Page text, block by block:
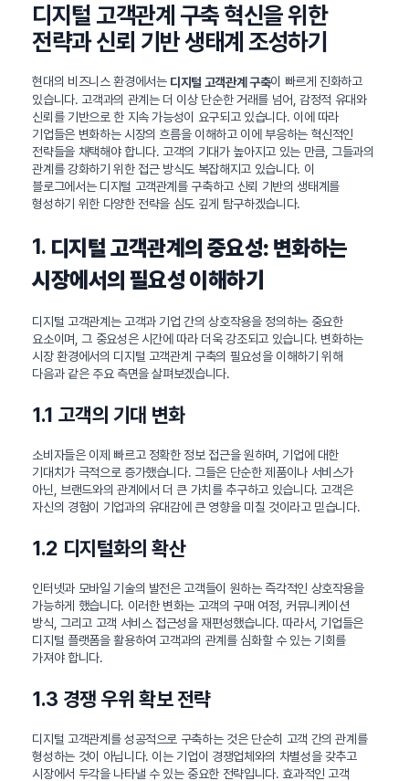
디지털 고객관계 구축 혁신을 위한
전략과 신뢰 기반 생태계 조성하기
현대의 비즈니스 환경에서는 디지털 고객관계 구축이 빠르게 진화하고
있습니다. 고객과의 관계는 더 이상 단순한 거래를 넘어, 감정적 유대와
신뢰를 기반으로 한 지속 가능성이 요구되고 있습니다. 이에 따라
기업들은 변화하는 시장의 흐름을 이해하고 이에 부응하는 혁신적인
전략들을 채택해야 합니다. 고객의 기대가 높아지고 있는 만큼, 그들과의
관계를 강화하기 위한 접근 방식도 복잡해지고 있습니다. 이
블로그에서는 디지털 고객관계를 구축하고 신뢰 기반의 생태계를
형성하기 위한 다양한 전략을 심도 깊게 탐구하겠습니다.
1. 디지털 고객관계의 중요성: 변화하는
시장에서의 필요성 이해하기
디지털 고객관계는 고객과 기업 간의 상호작용을 정의하는 중요한
요소이며, 그 중요성은 시간에 따라 더욱 강조되고 있습니다. 변화하는
시장 환경에서의 디지털 고객관계 구축의 필요성을 이해하기 위해
다음과 같은 주요 측면을 살펴보겠습니다.
1.1 고객의 기대 변화
소비자들은 이제 빠르고 정확한 정보 접근을 원하며, 기업에 대한
기대치가 극적으로 증가했습니다. 그들은 단순한 제품이나 서비스가
아닌, 브랜드와의 관계에서 더 큰 가치를 추구하고 있습니다. 고객은
자신의 경험이 기업과의 유대감에 큰 영향을 미칠 것이라고 믿습니다.
1.2 디지털화의 확산
인터넷과 모바일 기술의 발전은 고객들이 원하는 즉각적인 상호작용을
가능하게 했습니다. 이러한 변화는 고객의 구매 여정, 커뮤니케이션
방식, 그리고 고객 서비스 접근성을 재편성했습니다. 따라서, 기업들은
디지털 플랫폼을 활용하여 고객과의 관계를 심화할 수 있는 기회를
가져야 합니다.
1.3 경쟁 우위 확보 전략
디지털 고객관계를 성공적으로 구축하는 것은 단순히 고객 간의 관계를
형성하는 것이 아닙니다. 이는 기업이 경쟁업체와의 차별성을 갖추고
시장에서 두각을 나타낼 수 있는 중요한 전략입니다. 효과적인 고객